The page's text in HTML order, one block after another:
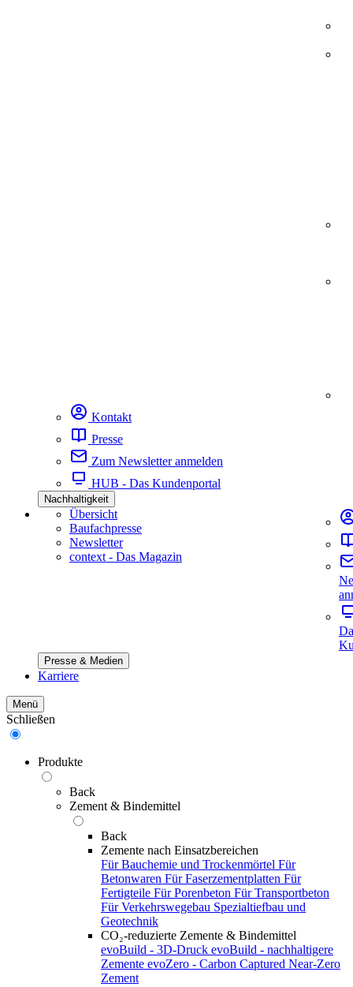
Kontakt
Presse
Zum Newsletter anmelden
HUB - Das Kundenportal
Nachhaltigkeit
Übersicht
Baufachpresse
Newsletter
context - Das Magazin
Presse & Medien
Karriere
Menü
Schließen
Produkte
Back
Zement & Bindemittel
Back
Zemente nach Einsatzbereichen
Für Bauchemie und Trockenmörtel Für
Betonwaren Für Faserzementplatten Für
Fertigteile Für Porenbeton Für Transportbeton
Für Verkehrswegebau Spezialtiefbau und
Geotechnik
CO₂-reduzierte Zemente & Bindemittel
evoBuild - 3D-Druck evoBuild - nachhaltigere
Zemente evoZero - Carbon Captured Near-Zero
Zement